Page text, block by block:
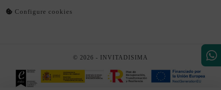
Configure cookies
© 2026 - INVITADISIMA